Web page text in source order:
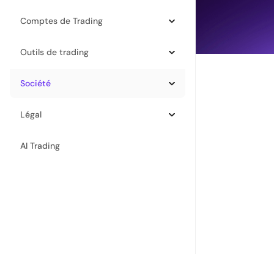
Comptes de Trading
Outils de trading
Société
Légal
AI Trading